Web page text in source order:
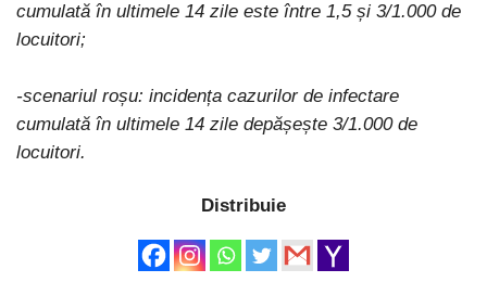
cumulată în ultimele 14 zile este între 1,5 și 3/1.000 de
locuitori;
-scenariul roșu: incidența cazurilor de infectare
cumulată în ultimele 14 zile depășește 3/1.000 de
locuitori.
Distribuie